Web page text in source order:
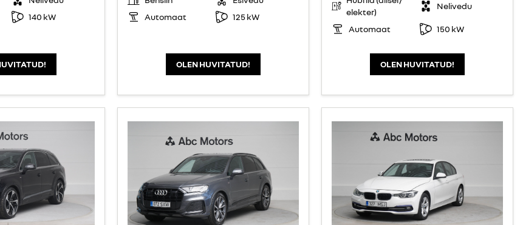
140 kW
Automaat
125 kW
OLEN HUVITATUD!
elekter)
Nelivedu
Automaat 150 kW
OLEN HUVITATUD!